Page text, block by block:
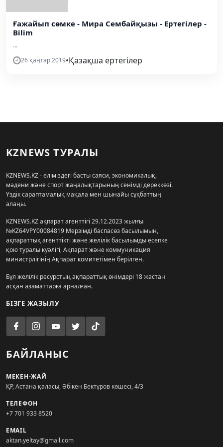
Ғажайып сөмке - Мира Сембайқызы - Ертегілер -
Bilim
...
26 қаңтар 2019•Қазақша ертегілер
KZNEWS ТУРАЛЫ
KZNEWS.KZ - еліміздегі басты саяси, экономикалық,
мәдени және спорт жаңалықтарының сенімді дереккөзі.
Үздік сараптамалық мақала мен шынайы сұқбаттың
алаңы.
KZNEWS.KZ ақпарат агенттігі 29.12.2023 жылғы
№KZ64VPY00084819 Мерзімді баспасөз басылымын,
ақпараттық агенттікті және желілік басылымды есепке
қою туралы куәлігі, Ақпарат және коммуникация
министрлігінің Ақпарат комитетімен берілген.
Бұл желілік ресурстың ақпараттық өнімдері 18 жастан
асқан азаматтарға арналған.
БІЗГЕ ЖАЗЫЛУ
БАЙЛАНЫС
МЕКЕН-ЖАЙ
ҚР, Астана қаласы, Әбікен Бектұров көшесі, 4/3
ТЕЛЕФОН
+7 701 933 8520
EMAIL
aktan.yeltay@gmail.com